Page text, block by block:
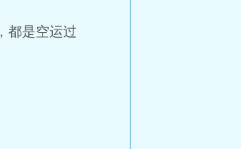
都是空运过